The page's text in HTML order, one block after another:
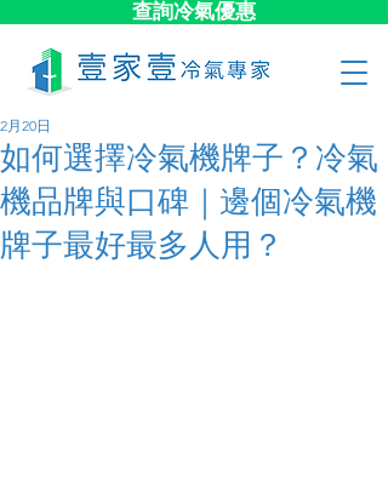
查詢冷氣優惠
如何選擇冷氣機牌子？冷氣
機品牌與口碑｜邊個冷氣機
牌子最好最多人用？
2月20日